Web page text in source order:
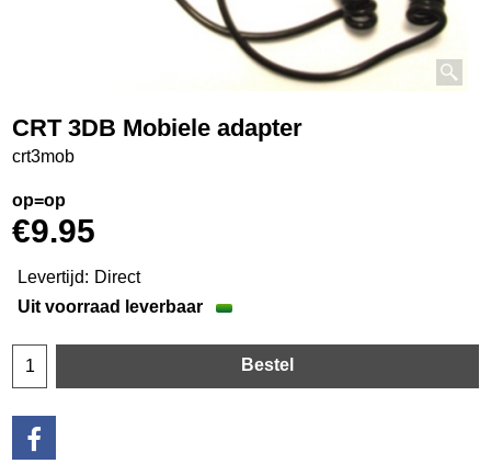
CRT 3DB Mobiele adapter
crt3mob
op=op
€9.95
Levertijd: Direct
Uit voorraad leverbaar
Bestel